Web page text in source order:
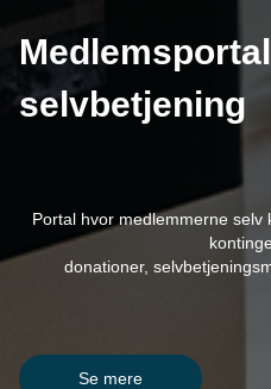
selvbetjening
Portal hvor medlemmerne
donationer,
Se mere